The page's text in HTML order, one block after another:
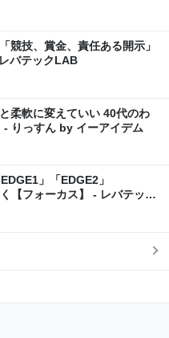
技、賞金、責任ある開示」
バテックLAB
柔軟に変えていい 40代のわ
りっすん by イーアイデム
」「EDGE2」
【フォーカス】 - レバテック